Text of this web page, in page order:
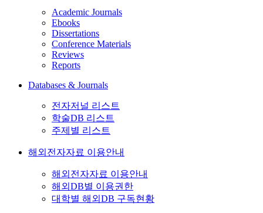
Academic Journals
Ebooks
Dissertations
Conference Materials
Reviews
Reports
Databases & Journals
전자저널 리스트
학술DB 리스트
주제별 리스트
해외전자자료 이용안내
해외전자자료 이용안내
해외DB별 이용권한
대학별 해외DB 구독현황